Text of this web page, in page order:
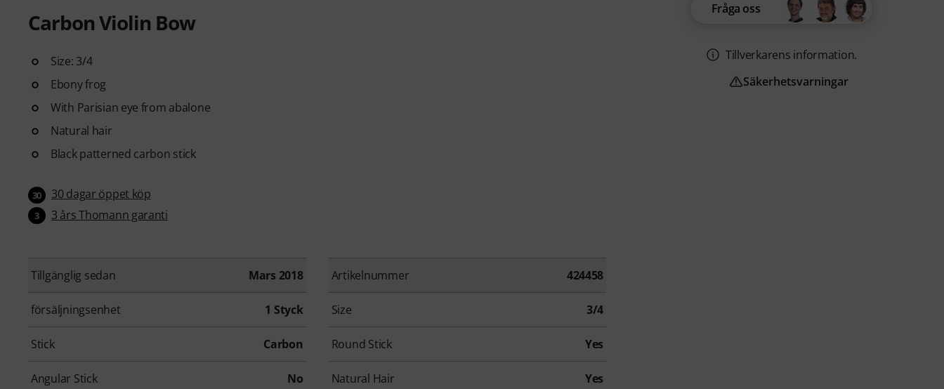
Carbon Violin Bow
Size: 3/4
Ebony frog
With Parisian eye from abalone
Natural hair
Black patterned carbon stick
30 30 dagar öppet köp
3 3 års Thomann garanti
Tillgänglig sedan Mars 2018 Artikelnummer 424458
försäljningsenhet 1 Styck Size 3/4
Stick Carbon Round Stick Yes
Angular Stick No Natural Hair Yes
Fråga oss
Tillverkarens information.
Säkerhetsvarningar